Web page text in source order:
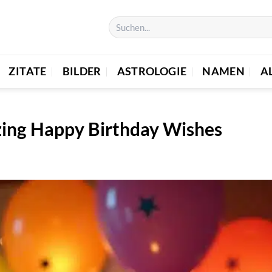
ZITATE BILDER ASTROLOGIE NAMEN
Happy Birthday Wishes